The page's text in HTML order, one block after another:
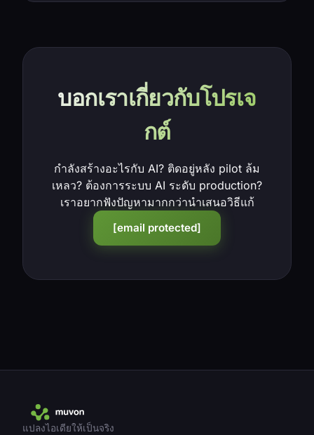
บอกเราเกี่ยวกับโปรเจ
กต์
กำลังสร้างอะไรกับ AI? ติดอยู่หลัง pilot ล้ม
เหลว? ต้องการระบบ AI ระดับ production?
เราอยากฟังปัญหามากกว่านำเสนอวิธีแก้
[email protected]
แปลงไอเดียให้เป็นจริง